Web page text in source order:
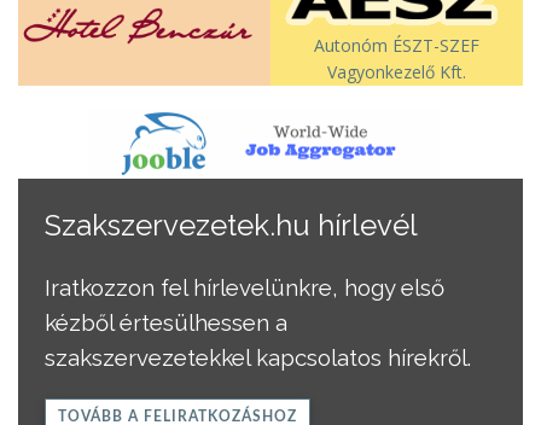
Autonóm ÉSZT-SZEF
Vagyonkezelő Kft.
Szakszervezetek.hu hírlevél
Iratkozzon fel hírlevelünkre, hogy első
kézből értesülhessen a
szakszervezetekkel kapcsolatos hírekről.
TOVÁBB A FELIRATKOZÁSHOZ